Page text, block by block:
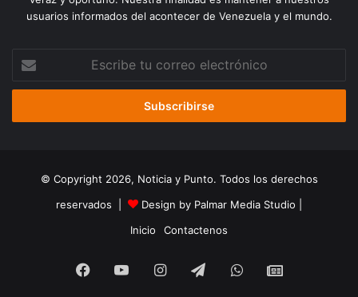
usuarios informados del acontecer de Venezuela y el mundo.
correo
© Copyright 2026, Noticia y Punto. Todos los derechos
reservados |
Design by Palmar Media Studio
Inicio
Contactenos
Facebook
YouTubeInstagramTelegramWhatsApp
Google